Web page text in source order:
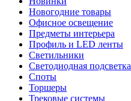
Новогодние товары
Офисное освещение
Предметы интерьера
Профиль и LED ленты
Светильники
Светодиодная подсветка
Споты
Торшеры
Трековые системы